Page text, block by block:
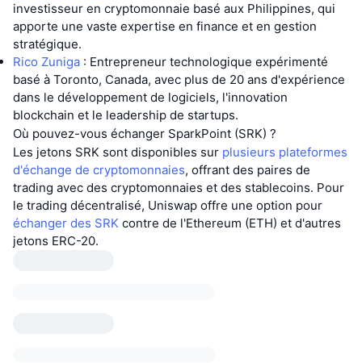
investisseur en cryptomonnaie basé aux Philippines, qui
apporte une vaste expertise en finance et en gestion
stratégique.
Rico Zuniga : Entrepreneur technologique expérimenté
basé à Toronto, Canada, avec plus de 20 ans d'expérience
dans le développement de logiciels, l'innovation
blockchain et le leadership de startups.
Où pouvez-vous échanger SparkPoint (SRK) ?
Les jetons SRK sont disponibles sur plusieurs plateformes
d'échange de cryptomonnaies, offrant des paires de
trading avec des cryptomonnaies et des stablecoins. Pour
le trading décentralisé, Uniswap offre une option pour
échanger des SRK contre de l'Ethereum (ETH) et d'autres
jetons ERC-20.